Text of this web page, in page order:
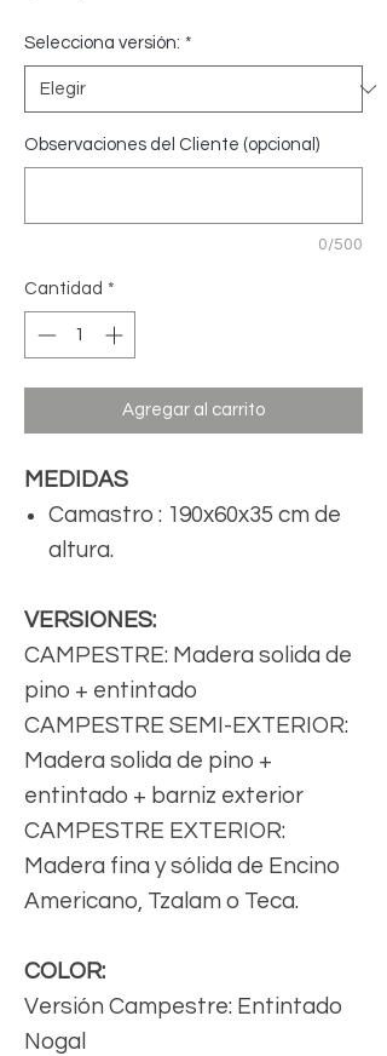
Selecciona versión: *
Observaciones del Cliente (opcional)
0/500
Cantidad *
Agregar al carrito
MEDIDAS
Camastro : 190x60x35 cm de
altura.
VERSIONES:
CAMPESTRE: Madera solida de
pino + entintado
CAMPESTRE SEMI-EXTERIOR:
Madera solida de pino +
entintado + barniz exterior
CAMPESTRE EXTERIOR:
Madera fina y sólida de Encino
Americano, Tzalam o Teca.
COLOR:
Versión Campestre: Entintado
Nogal